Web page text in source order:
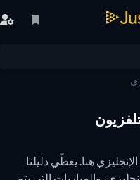
اعرفوا أين يمكنكم مشاهدة كأس الاتحاد الإنجليزي هنا. يغطّي دليلنا